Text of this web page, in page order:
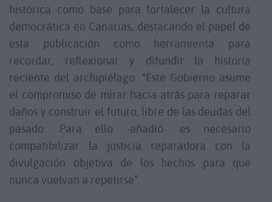
histórica como base para fortalecer la cultura
democrática en Canarias, destacando el papel de
esta publicación como herramienta para
recordar, reflexionar y difundir la historia
reciente del archipiélago. “Este Gobierno asume
el compromiso de mirar hacia atrás para reparar
daños y construir el futuro, libre de las deudas del
pasado. Para ello -añadió- es necesario
compatibilizar la justicia reparadora con la
divulgación objetiva de los hechos para que
nunca vuelvan a repetirse”.